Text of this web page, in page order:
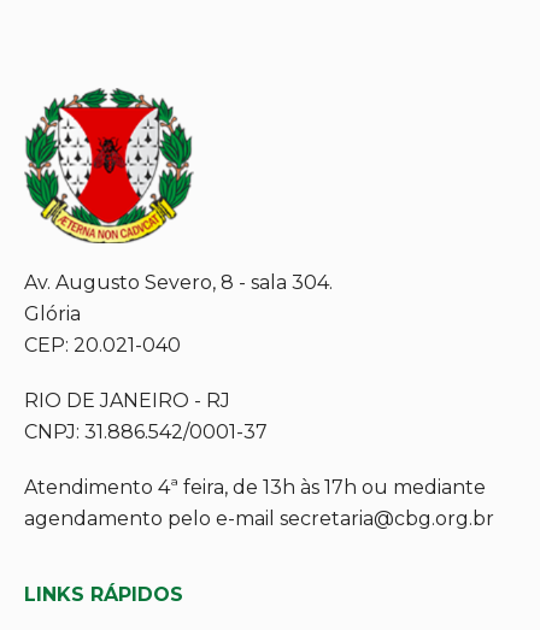
Av. Augusto Severo, 8 - sala 304.
Glória
CEP: 20.021-040
RIO DE JANEIRO - RJ
CNPJ: 31.886.542/0001-37
Atendimento 4ª feira, de 13h às 17h ou mediante
agendamento pelo e-mail secretaria@cbg.org.br
LINKS RÁPIDOS